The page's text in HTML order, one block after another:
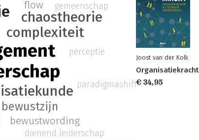
complexiteit
chaostheorie
bewustzijn
bewustwording
flow
perceptie
gemeenschap
paradigmashift
dienend leiderschap
Joost van der Kolk
Organisatiekracht
€ 34,95